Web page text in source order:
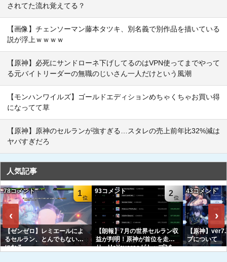
されてた流れ覚えてる？
【画像】チェンソーマン藤本タツキ、別名義で別作品を描いている
説が浮上ｗｗｗｗ
【原神】必死にサンドローネ下げしてるのはVPN使ってまでやって
る元バイトリーダーの無職のじいさん一人だけという風潮
【モンハンワイルズ】ゴールドエディションめちゃくちゃお買い得
になってて草
【原神】原神のセルランが強すぎる…スタレの売上前年比32%減は
ヤバすぎだろ
人気記事
‹
1
78コメント
【ゼンゼロ】レミエールによ
るセルラン、とんでもない事
になる
2
93コメント
【朗報】7月の世界セルラン収
益が判明！原神が首位を走
り、HoYoverseがトップ3を
43コメント
【原神】
プについて
›